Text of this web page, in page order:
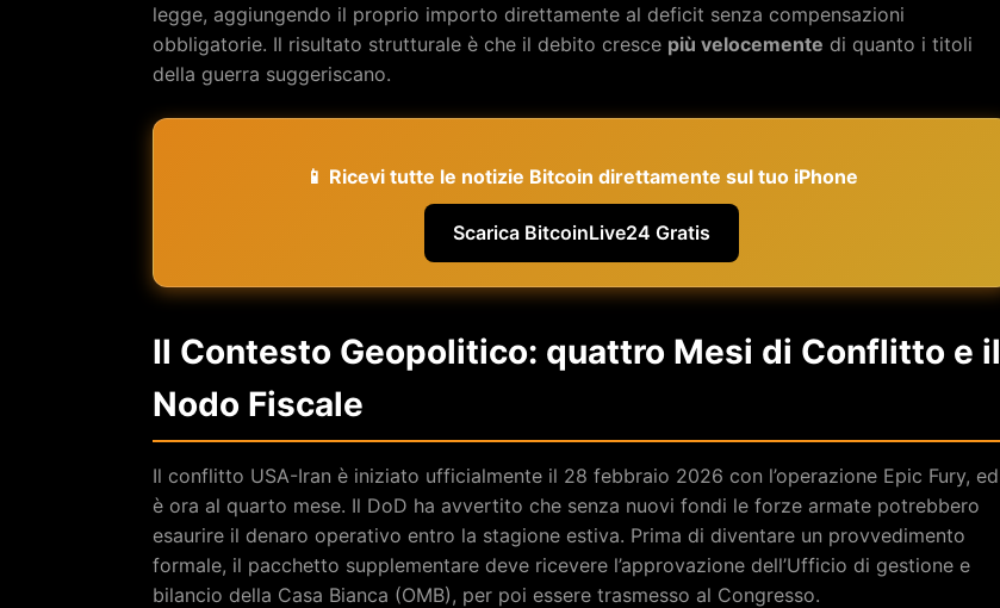
legge, aggiungendo il proprio importo direttamente al deficit senza compensazioni
obbligatorie. Il risultato strutturale è che il debito cresce più velocemente di quanto i titoli
della guerra suggeriscano.
📱 Ricevi tutte le notizie Bitcoin direttamente sul tuo iPhone
Scarica BitcoinLive24 Gratis
Il Contesto Geopolitico: quattro Mesi di Conflitto e il
Nodo Fiscale
Il conflitto USA-Iran è iniziato ufficialmente il 28 febbraio 2026 con l’operazione Epic Fury, ed
è ora al quarto mese. Il DoD ha avvertito che senza nuovi fondi le forze armate potrebbero
esaurire il denaro operativo entro la stagione estiva. Prima di diventare un provvedimento
formale, il pacchetto supplementare deve ricevere l’approvazione dell’Ufficio di gestione e
bilancio della Casa Bianca (OMB), per poi essere trasmesso al Congresso.